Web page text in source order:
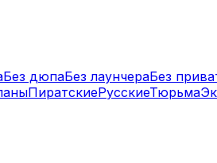
Без дюпаБез лаунчераБез
ПиратскиеРусскиеТюрьма